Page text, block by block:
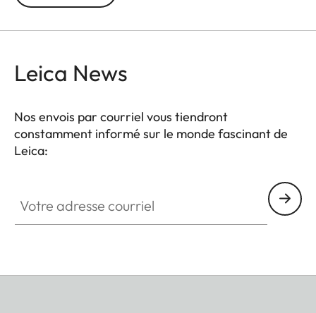
Leica News
Nos envois par courriel vous tiendront
constamment informé sur le monde fascinant de
Leica: